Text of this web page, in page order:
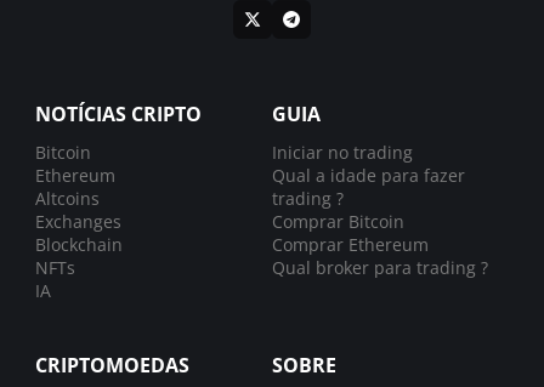
NOTÍCIAS CRIPTO
Bitcoin
Ethereum
Altcoins
Exchanges
Blockchain
NFTs
IA
GUIA
Iniciar no trading
Qual a idade para fazer
trading ?
Comprar Bitcoin
Comprar Ethereum
Qual broker para trading ?
CRIPTOMOEDAS SOBRE